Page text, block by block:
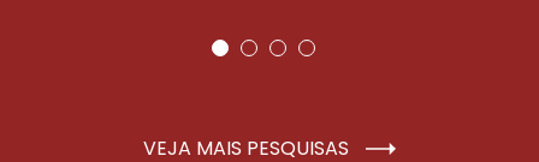
VEJA MAIS PESQUISAS